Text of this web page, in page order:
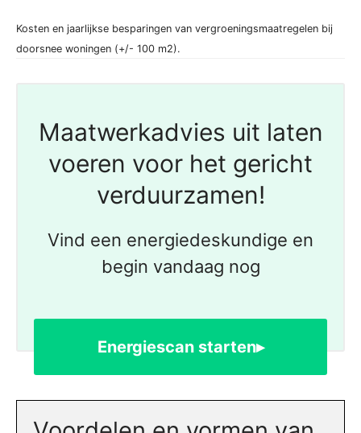
Kosten en jaarlijkse besparingen van vergroeningsmaatregelen bij
doorsnee woningen (+/- 100 m2).
Maatwerkadvies uit laten
voeren voor het gericht
verduurzamen!
Vind een energiedeskundige en
begin vandaag nog
Energiescan starten▸